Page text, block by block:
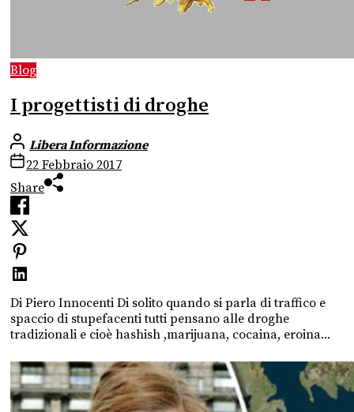
Blog
I progettisti di droghe
Libera Informazione
22 Febbraio 2017
Share
Di Piero Innocenti Di solito quando si parla di traffico e
spaccio di stupefacenti tutti pensano alle droghe
tradizionali e cioè hashish ,marijuana, cocaina, eroina...